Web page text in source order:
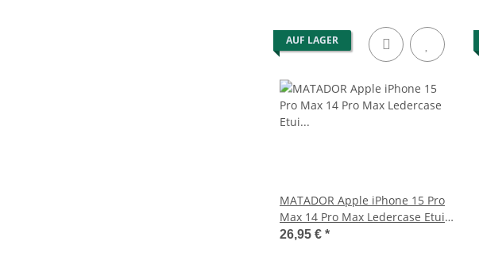
AUF LAGER
MATADOR Apple iPhone 15 Pro
Max 14 Pro Max Ledercase Etui
Schwarz
26,95 € *